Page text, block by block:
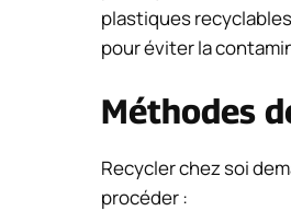
plastiques
pour éviter la
Méthodes
Recycler chez soi
procéder :